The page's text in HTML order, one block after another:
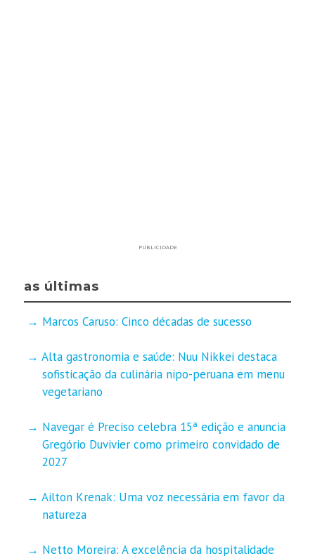
PUBLICIDADE
as últimas
Marcos Caruso: Cinco décadas de sucesso
Alta gastronomia e saúde: Nuu Nikkei destaca
sofisticação da culinária nipo-peruana em menu
vegetariano
Navegar é Preciso celebra 15ª edição e anuncia
Gregório Duvivier como primeiro convidado de
2027
Ailton Krenak: Uma voz necessária em favor da
natureza
Netto Moreira: A excelência da hospitalidade